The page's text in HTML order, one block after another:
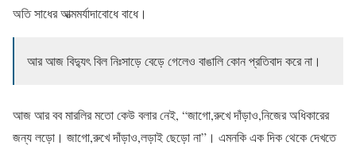
অতি সাধের আত্মমর্যাদাবোধে বাধে।
আর আজ বিদ্যুৎ বিল নিঃসাড়ে বেড়ে গেলেও বাঙালি কোন প্রতিবাদ করে না।
আজ আর বব মারলির মতো কেউ বলার নেই, “জাগো,রুখে দাঁড়াও,নিজের অধিকারের
জন্য লড়ো। জাগো,রুখে দাঁড়াও,লড়াই ছেড়ো না”। এমনকি এক দিক থেকে দেখতে